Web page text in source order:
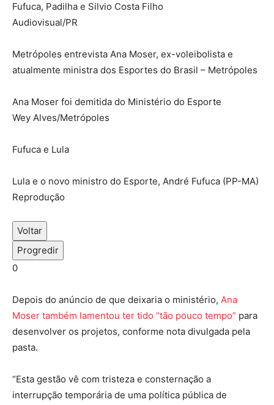
Fufuca, Padilha e Silvio Costa Filho
Audiovisual/PR
Metrópoles entrevista Ana Moser, ex-voleibolista e
atualmente ministra dos Esportes do Brasil – Metrópoles
Ana Moser foi demitida do Ministério do Esporte
Wey Alves/Metrópoles
Fufuca e Lula
Lula e o novo ministro do Esporte, André Fufuca (PP-MA)
Reprodução
Voltar
Progredir
0
Depois do anúncio de que deixaria o ministério, Ana
Moser também lamentou ter tido “tão pouco tempo” para
desenvolver os projetos, conforme nota divulgada pela
pasta.
“Esta gestão vê com tristeza e consternação a
interrupção temporária de uma política pública de